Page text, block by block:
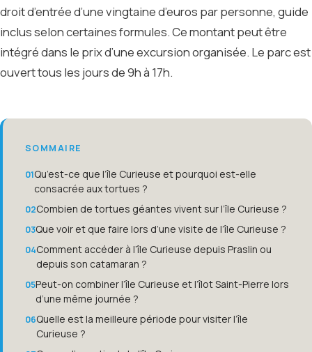
droit d’entrée d’une vingtaine d’euros par personne, guide
inclus selon certaines formules. Ce montant peut être
intégré dans le prix d’une excursion organisée. Le parc est
ouvert tous les jours de 9h à 17h.
SOMMAIRE
Qu’est-ce que l’île Curieuse et pourquoi est-elle
consacrée aux tortues ?
Combien de tortues géantes vivent sur l’île Curieuse ?
Que voir et que faire lors d’une visite de l’île Curieuse ?
Comment accéder à l’île Curieuse depuis Praslin ou
depuis son catamaran ?
Peut-on combiner l’île Curieuse et l’îlot Saint-Pierre lors
d’une même journée ?
Quelle est la meilleure période pour visiter l’île
Curieuse ?